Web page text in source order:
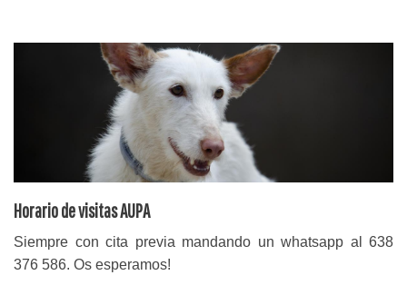
Horario de visitas AUPA
Siempre con cita previa mandando un whatsapp al 638
376 586. Os esperamos!